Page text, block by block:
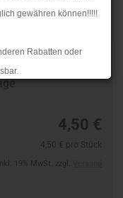
gewähren können!!!!!
Rabatten oder
kommen.
4,50 €